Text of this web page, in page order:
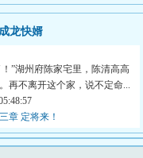
龙快婿
”湖州府陈家宅里，陈清高高
再不离开这个家，说不定命...
章 定将来！